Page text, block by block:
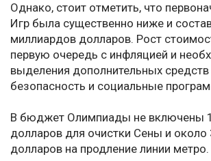
Однако, стоит отметить, что
Игр была существенно ниже и
миллиардов долларов. Рост
первую очередь с инфляцией и
выделения дополнительных средств
безопасность и социальные
В бюджет Олимпиады не включены
долларов для очистки Сены и
долларов на продление линии метро.